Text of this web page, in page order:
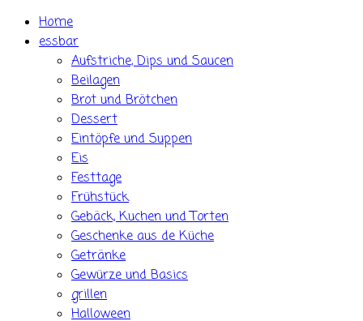
Skip Home
essbar
Aufstriche, Dips und Saucen
Beilagen
Brot und Brötchen
Dessert
Eintöpfe und Suppen
Eis
Festtage
Frühstück
Gebäck, Kuchen und Torten
Geschenke aus de Küche
Getränke
Gewürze und Basics
grillen
Halloween